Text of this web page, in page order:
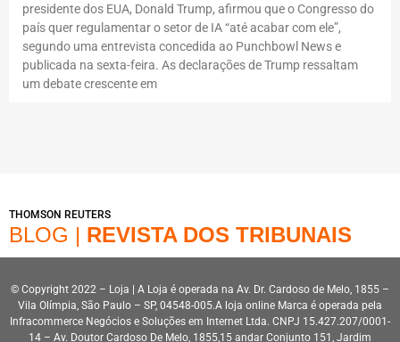
presidente dos EUA, Donald Trump, afirmou que o Congresso do
país quer regulamentar o setor de IA “até acabar com ele”,
segundo uma entrevista concedida ao Punchbowl News e
publicada na sexta-feira. As declarações de Trump ressaltam
um debate crescente em
THOMSON REUTERS
BLOG | REVISTA DOS TRIBUNAIS
© Copyright 2022 – Loja | A Loja é operada na Av. Dr. Cardoso de Melo, 1855 –
Vila Olímpia, São Paulo – SP, 04548-005.A loja online Marca é operada pela
Infracommerce Negócios e Soluções em Internet Ltda. CNPJ 15.427.207/0001-
14 – Av. Doutor Cardoso De Melo, 1855,15 andar Conjunto 151, Jardim